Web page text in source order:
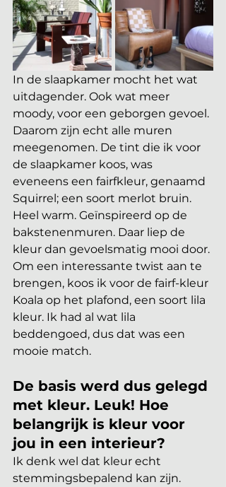
In de slaapkamer mocht het wat
uitdagender. Ook wat meer
moody, voor een geborgen gevoel.
Daarom zijn echt alle muren
meegenomen. De tint die ik voor
de slaapkamer koos, was
eveneens een fairfkleur, genaamd
Squirrel; een soort merlot bruin.
Heel warm. Geïnspireerd op de
bakstenenmuren. Daar liep de
kleur dan gevoelsmatig mooi door.
Om een interessante twist aan te
brengen, koos ik voor de fairf-kleur
Koala op het plafond, een soort lila
kleur. Ik had al wat lila
beddengoed, dus dat was een
mooie match.
De basis werd dus gelegd
met kleur. Leuk! Hoe
belangrijk is kleur voor
jou in een interieur?
Ik denk wel dat kleur echt
stemmingsbepalend kan zijn.